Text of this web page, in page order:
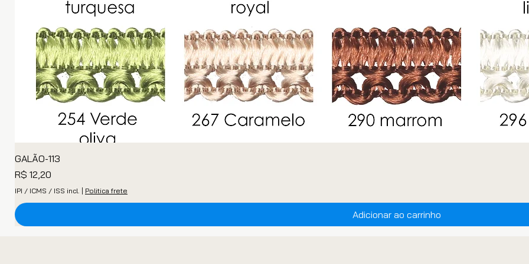
GALÃO-113
Preço
R$ 12,20
IPI / ICMS / ISS incl. | Politica frete
Adicionar ao carrinho